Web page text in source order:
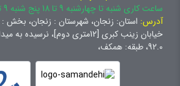
ساعت کاری شنبه تا چهارشنبه 9 تا 18 پنج شنبه 9 تا 13
آدرس: استان: زنجان، شهرستان : زنجان، بخش :
خیابان زینب کبری [12متری دوم]،
92.0، طبقه: همکف،